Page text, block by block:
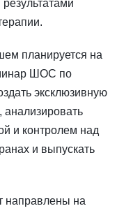
планируется на
ШОС по
эксклюзивную
и контролем над
и выпускать
направлены на